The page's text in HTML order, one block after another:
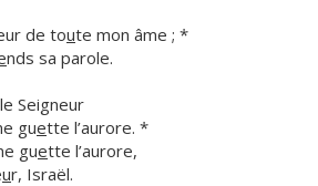
de toute mon âme ; *
nds sa parole.
Seigneur
guette l’aurore. *
guette l’aurore,
ur, Israël.